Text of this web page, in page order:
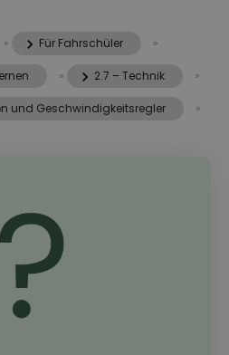
» Für Fahrschüler »
» 2.7 – Technik »
und Geschwindigkeitsregler »